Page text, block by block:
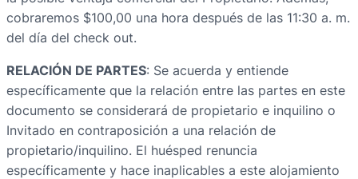
cobraremos $100,00 una hora después de las 11:30 a. m.
del día del check out.
RELACIÓN DE PARTES: Se acuerda y entiende
específicamente que la relación entre las partes en este
documento se considerará de propietario e inquilino o
Invitado en contraposición a una relación de
propietario/inquilino. El huésped renuncia
específicamente y hace inaplicables a este alojamiento